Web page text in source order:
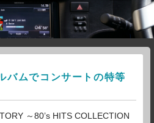
バムでコンサートの特等
～80’s HITS COLLECTION